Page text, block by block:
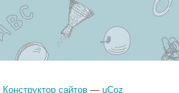
Конструктор сайтов — uCoz